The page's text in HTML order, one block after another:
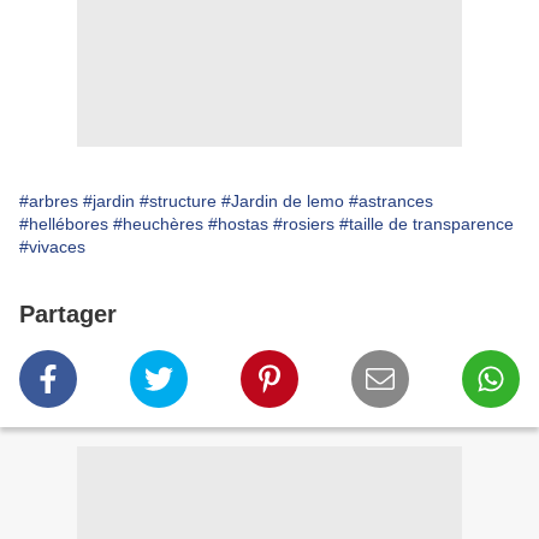
#arbres #jardin #structure #Jardin de lemo #astrances
#hellébores #heuchères #hostas #rosiers #taille de transparence
#vivaces
Partager